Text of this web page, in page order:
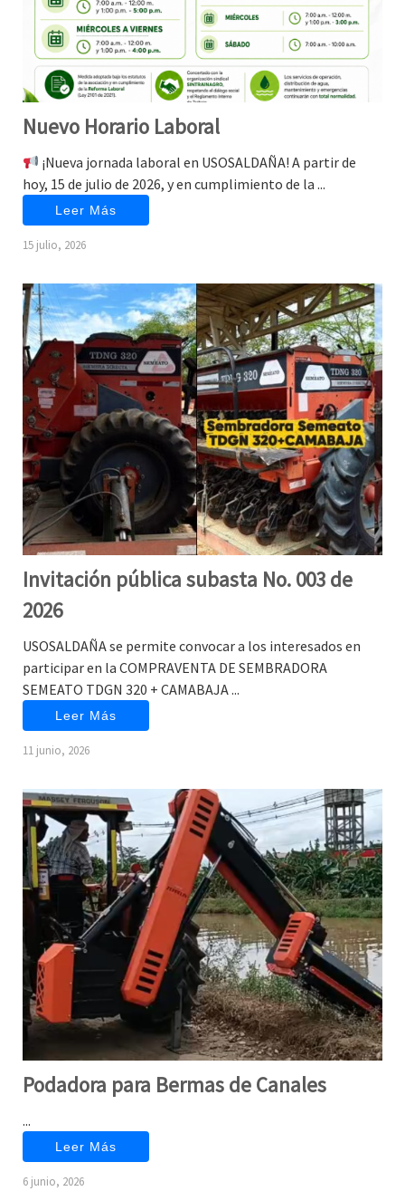
Nuevo Horario Laboral
¡Nueva jornada laboral en USOSALDAÑA! A partir de
hoy, 15 de julio de 2026, y en cumplimiento de la ...
Leer Más
15 julio, 2026
Invitación pública subasta No. 003 de
2026
USOSALDAÑA se permite convocar a los interesados en
participar en la COMPRAVENTA DE SEMBRADORA
SEMEATO TDGN 320 + CAMABAJA ...
Leer Más
11 junio, 2026
Podadora para Bermas de Canales
...
Leer Más
6 junio, 2026